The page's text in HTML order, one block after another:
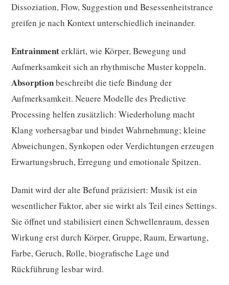
Dissoziation, Flow, Suggestion und Besessenheitstrance
greifen je nach Kontext unterschiedlich ineinander.
Entrainmenterklärt, wie Körper, Bewegung und
Aufmerksamkeit sich an rhythmische Muster koppeln.
Absorptionbeschreibt die tiefe Bindung der
Aufmerksamkeit. Neuere Modelle des Predictive
Processing helfen zusätzlich: Wiederholung macht
Klang vorhersagbar und bindet Wahrnehmung; kleine
Abweichungen, Synkopen oder Verdichtungen erzeugen
Erwartungsbruch, Erregung und emotionale Spitzen.
Damit wird der alte Befund präzisiert: Musik ist ein
wesentlicher Faktor, aber sie wirkt als Teil eines Settings.
Sie öffnet und stabilisiert einen Schwellenraum, dessen
Wirkung erst durch Körper, Gruppe, Raum, Erwartung,
Farbe, Geruch, Rolle, biografische Lage und
Rückführung lesbar wird.